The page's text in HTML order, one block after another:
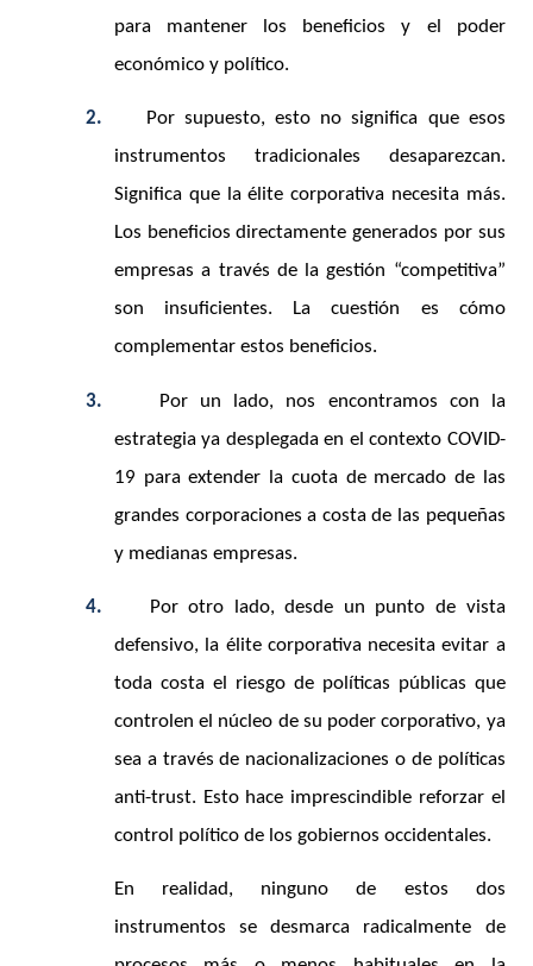
para mantener los beneficios y el poder
económico y político.
2.
Por supuesto, esto no significa que esos
instrumentos tradicionales desaparezcan.
Significa que la élite corporativa necesita más.
Los beneficios directamente generados por sus
empresas a través de la gestión “competitiva”
son insuficientes. La cuestión es cómo
complementar estos beneficios.
3.
Por un lado, nos encontramos con la
estrategia ya desplegada en el contexto COVID-
19 para extender la cuota de mercado de las
grandes corporaciones a costa de las pequeñas
y medianas empresas.
4.
Por otro lado, desde un punto de vista
defensivo, la élite corporativa necesita evitar a
toda costa el riesgo de políticas públicas que
controlen el núcleo de su poder corporativo, ya
sea a través de nacionalizaciones o de políticas
anti-trust. Esto hace imprescindible reforzar el
control político de los gobiernos occidentales.
En realidad, ninguno de estos dos
instrumentos se desmarca radicalmente de